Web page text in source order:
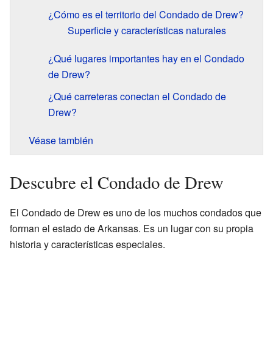
¿Cómo es el territorio del Condado de Drew?
Superficie y características naturales
¿Qué lugares importantes hay en el Condado
de Drew?
¿Qué carreteras conectan el Condado de
Drew?
Véase también
Descubre el Condado de Drew
El Condado de Drew es uno de los muchos condados que
forman el estado de Arkansas. Es un lugar con su propia
historia y características especiales.